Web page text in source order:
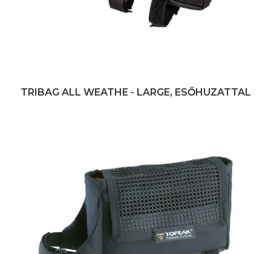
TRIBAG ALL WEATHE - LARGE, ESŐHUZATTAL